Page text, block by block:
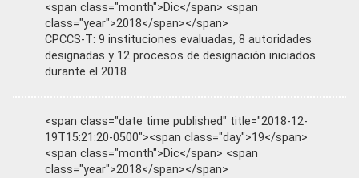
<span class="month">Dic</span> <span
class="year">2018</span></span>
CPCCS-T: 9 instituciones evaluadas, 8 autoridades
designadas y 12 procesos de designación iniciados
durante el 2018
<span class="date time published" title="2018-12-
19T15:21:20-0500"><span class="day">19</span>
<span class="month">Dic</span> <span
class="year">2018</span></span>